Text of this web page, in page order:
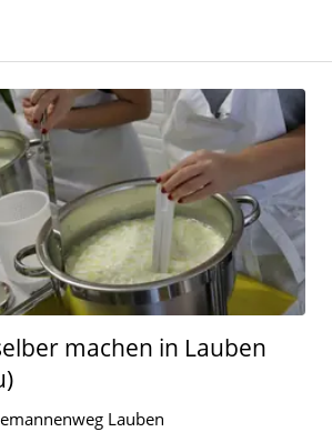
machen in Lauben
Lauben